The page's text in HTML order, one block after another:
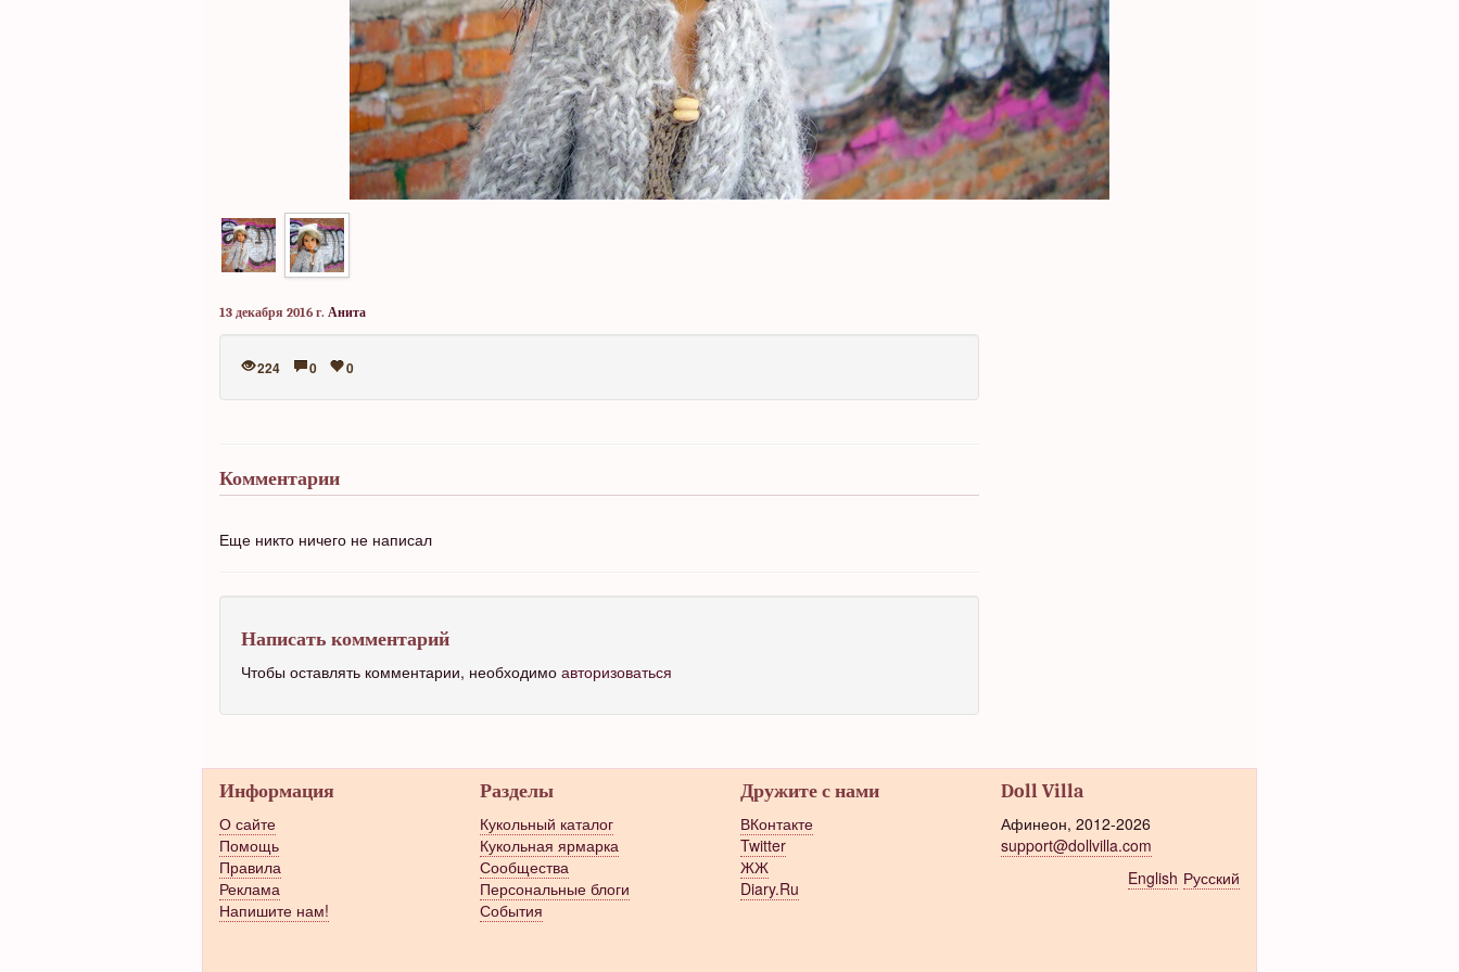
13 декабря 2016 г. Анита
224 0 0
Комментарии
Еще никто ничего не написал
Написать комментарий
Чтобы оставлять комментарии, необходимо авторизоваться
Информация
О сайте
Помощь
Правила
Реклама
Напишите нам!
Разделы
Кукольный каталог
Кукольная ярмарка
Сообщества
Персональные блоги
События
Дружите с нами
ВКонтакте
Twitter
ЖЖ
Diary.Ru
Doll Villa
Афинеон, 2012-2026
support@dollvilla.com
English Русский